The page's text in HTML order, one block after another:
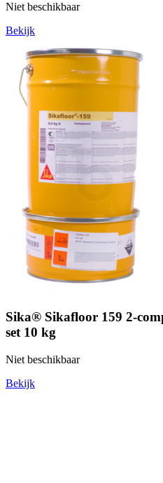
Niet beschikbaar
Bekijk
Sika® Sikafloor 159 2-
set 10 kg
Niet beschikbaar
Bekijk